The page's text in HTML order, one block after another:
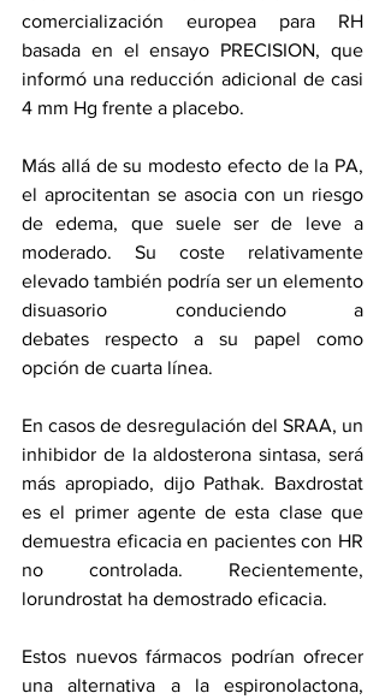
comercialización europea para RH
basada en el ensayo PRECISION, que
informó una reducción adicional de casi
4 mm Hg frente a placebo.
Más allá de su modesto efecto de la PA,
el aprocitentan se asocia con un riesgo
de edema, que suele ser de leve a
moderado. Su coste relativamente
elevado también podría ser un elemento
disuasorio conduciendo a
debates respecto a su papel como
opción de cuarta línea.
En casos de desregulación del SRAA, un
inhibidor de la aldosterona sintasa, será
más apropiado, dijo Pathak. Baxdrostat
es el primer agente de esta clase que
demuestra eficacia en pacientes con HR
no controlada. Recientemente,
lorundrostat ha demostrado eficacia.
Estos nuevos fármacos podrían ofrecer
una alternativa a la espironolactona,